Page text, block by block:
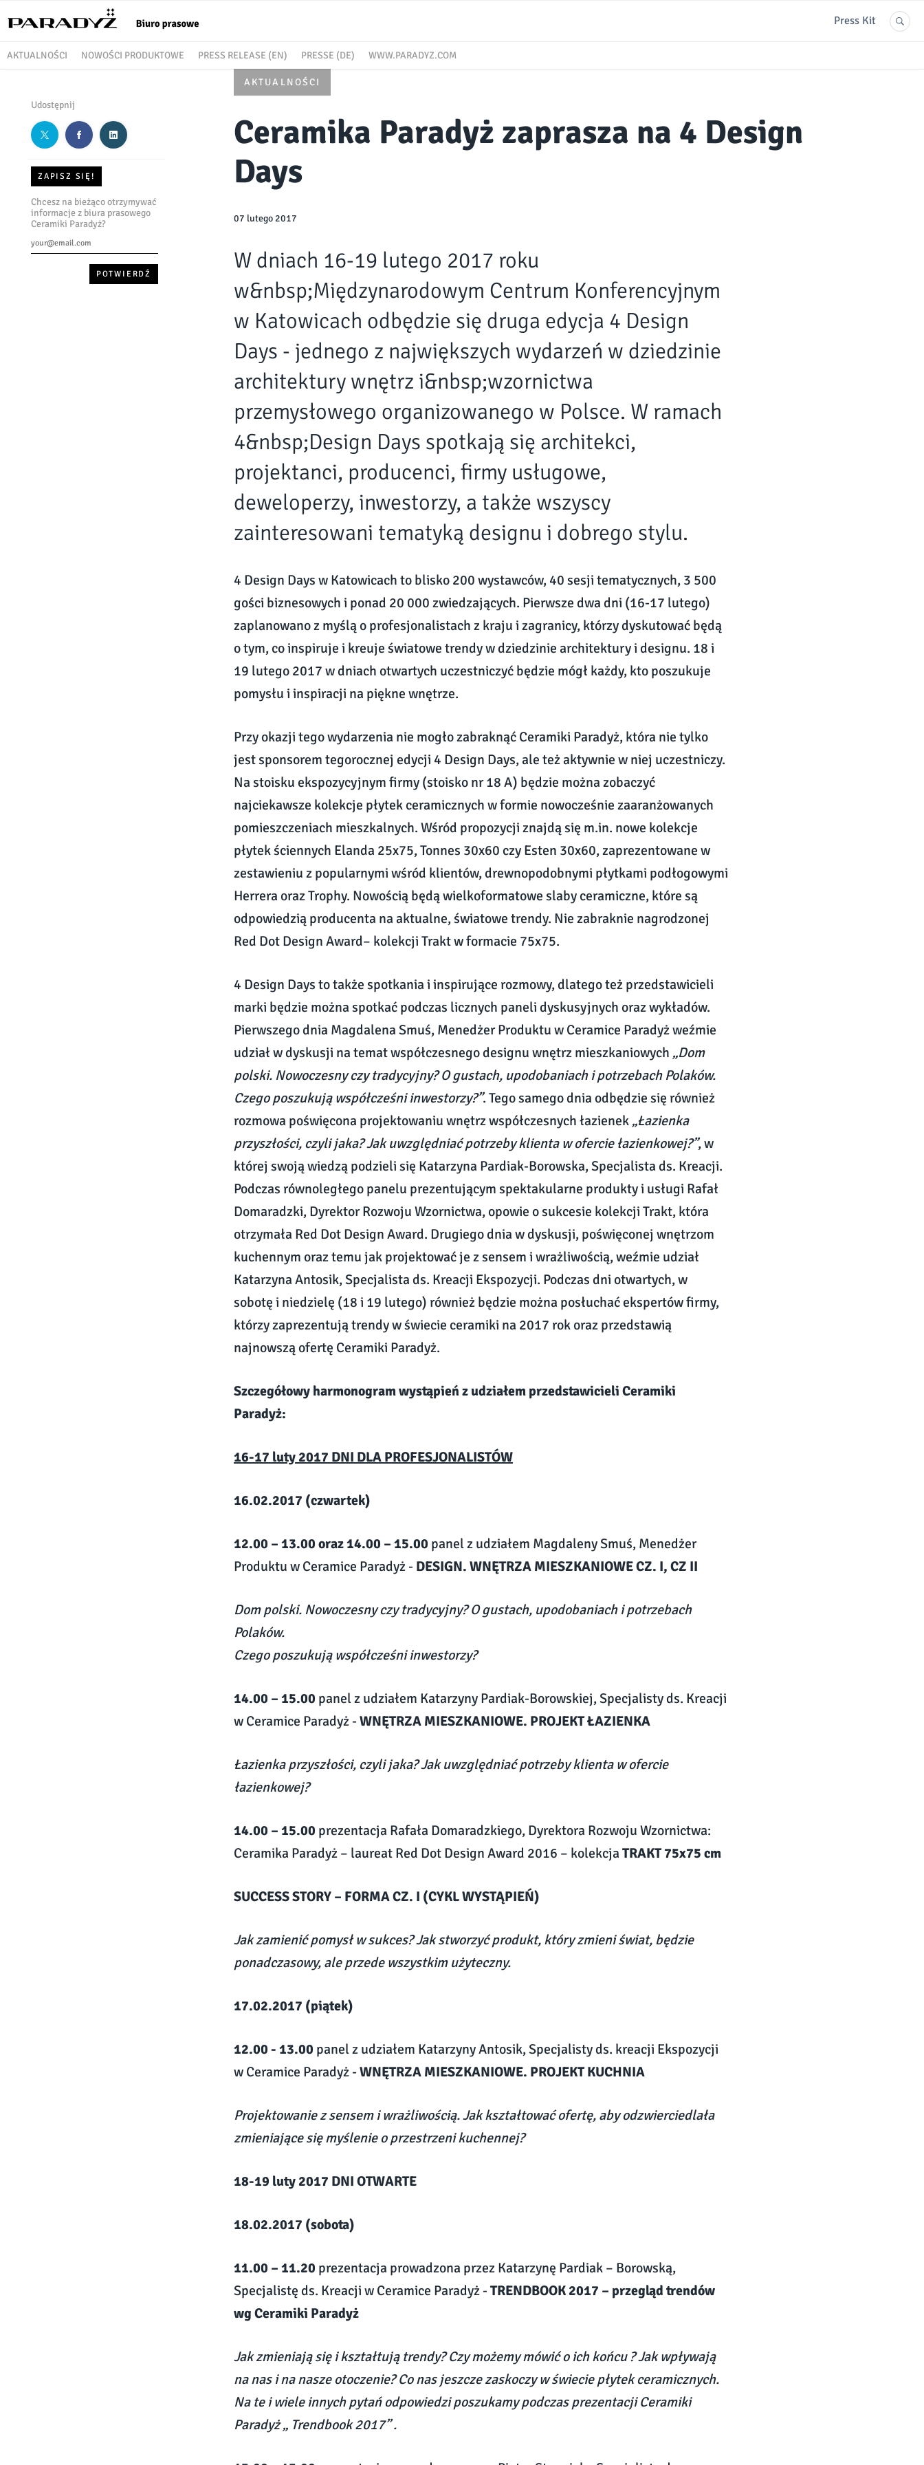
Press Kit
AKTUALNOŚCI NOWOŚCI PRODUKTOWE PRESS RELEASE (EN) PRESSE (DE) WWW.PARADYZ.COM
Udostępnij
ZAPISZ SIĘ!
Chcesz na bieżąco otrzymywać
informacje z biura prasowego
Ceramiki Paradyż?
AKTUALNOŚCI
Ceramika Paradyż zaprasza na 4 Design
Days
07 lutego 2017
W dniach 16-19 lutego 2017 roku
w&nbsp;Międzynarodowym Centrum Konferencyjnym
w Katowicach odbędzie się druga edycja 4 Design
Days - jednego z największych wydarzeń w dziedzinie
architektury wnętrz i&nbsp;wzornictwa
przemysłowego organizowanego w Polsce. W ramach
4&nbsp;Design Days spotkają się architekci,
projektanci, producenci, firmy usługowe,
deweloperzy, inwestorzy, a także wszyscy
zainteresowani tematyką designu i dobrego stylu.
4 Design Days w Katowicach to blisko 200 wystawców, 40 sesji tematycznych, 3 500
gości biznesowych i ponad 20 000 zwiedzających. Pierwsze dwa dni (16-17 lutego)
zaplanowano z myślą o profesjonalistach z kraju i zagranicy, którzy dyskutować będą
o tym, co inspiruje i kreuje światowe trendy w dziedzinie architektury i designu. 18 i
19 lutego 2017 w dniach otwartych uczestniczyć będzie mógł każdy, kto poszukuje
pomysłu i inspiracji na piękne wnętrze.
Przy okazji tego wydarzenia nie mogło zabraknąć Ceramiki Paradyż, która nie tylko
jest sponsorem tegorocznej edycji 4 Design Days, ale też aktywnie w niej uczestniczy.
Na stoisku ekspozycyjnym firmy (stoisko nr 18 A) będzie można zobaczyć
najciekawsze kolekcje płytek ceramicznych w formie nowocześnie zaaranżowanych
pomieszczeniach mieszkalnych. Wśród propozycji znajdą się m.in. nowe kolekcje
płytek ściennych Elanda 25x75, Tonnes 30x60 czy Esten 30x60, zaprezentowane w
zestawieniu z popularnymi wśród klientów, drewnopodobnymi płytkami podłogowymi
Herrera oraz Trophy. Nowością będą wielkoformatowe slaby ceramiczne, które są
odpowiedzią producenta na aktualne, światowe trendy. Nie zabraknie nagrodzonej
Red Dot Design Award– kolekcji Trakt w formacie 75x75.
4 Design Days to także spotkania i inspirujące rozmowy, dlatego też przedstawicieli
marki będzie można spotkać podczas licznych paneli dyskusyjnych oraz wykładów.
Pierwszego dnia Magdalena Smuś, Menedżer Produktu w Ceramice Paradyż weźmie
udział w dyskusji na temat współczesnego designu wnętrz mieszkaniowych „Dom
polski. Nowoczesny czy tradycyjny? O gustach, upodobaniach i potrzebach Polaków.
Czego poszukują współcześni inwestorzy?”. Tego samego dnia odbędzie się również
rozmowa poświęcona projektowaniu wnętrz współczesnych łazienek „Łazienka
przyszłości, czyli jaka? Jak uwzględniać potrzeby klienta w ofercie łazienkowej?”, w
której swoją wiedzą podzieli się Katarzyna Pardiak-Borowska, Specjalista ds. Kreacji.
Podczas równoległego panelu prezentującym spektakularne produkty i usługi Rafał
Domaradzki, Dyrektor Rozwoju Wzornictwa, opowie o sukcesie kolekcji Trakt, która
otrzymała Red Dot Design Award. Drugiego dnia w dyskusji, poświęconej wnętrzom
kuchennym oraz temu jak projektować je z sensem i wrażliwością, weźmie udział
Katarzyna Antosik, Specjalista ds. Kreacji Ekspozycji. Podczas dni otwartych, w
sobotę i niedzielę (18 i 19 lutego) również będzie można posłuchać ekspertów firmy,
którzy zaprezentują trendy w świecie ceramiki na 2017 rok oraz przedstawią
najnowszą ofertę Ceramiki Paradyż.
Szczegółowy harmonogram wystąpień z udziałem przedstawicieli Ceramiki
Paradyż:
16-17 luty 2017 DNI DLA PROFESJONALISTÓW
16.02.2017 (czwartek)
12.00 – 13.00 oraz 14.00 – 15.00 panel z udziałem Magdaleny Smuś, Menedżer
Produktu w Ceramice Paradyż - DESIGN. WNĘTRZA MIESZKANIOWE CZ. I, CZ II
Dom polski. Nowoczesny czy tradycyjny? O gustach, upodobaniach i potrzebach
Polaków.
Czego poszukują współcześni inwestorzy?
14.00 – 15.00 panel z udziałem Katarzyny Pardiak-Borowskiej, Specjalisty ds. Kreacji
w Ceramice Paradyż - WNĘTRZA MIESZKANIOWE. PROJEKT ŁAZIENKA
Łazienka przyszłości, czyli jaka? Jak uwzględniać potrzeby klienta w ofercie
łazienkowej?
14.00 – 15.00 prezentacja Rafała Domaradzkiego, Dyrektora Rozwoju Wzornictwa:
Ceramika Paradyż – laureat Red Dot Design Award 2016 – kolekcja TRAKT 75x75 cm
SUCCESS STORY – FORMA CZ. I (CYKL WYSTĄPIEŃ)
Jak zamienić pomysł w sukces? Jak stworzyć produkt, który zmieni świat, będzie
ponadczasowy, ale przede wszystkim użyteczny.
17.02.2017 (piątek)
12.00 - 13.00 panel z udziałem Katarzyny Antosik, Specjalisty ds. kreacji Ekspozycji
w Ceramice Paradyż - WNĘTRZA MIESZKANIOWE. PROJEKT KUCHNIA
Projektowanie z sensem i wrażliwością. Jak kształtować ofertę, aby odzwierciedlała
zmieniające się myślenie o przestrzeni kuchennej?
18-19 luty 2017 DNI OTWARTE
18.02.2017 (sobota)
11.00 – 11.20 prezentacja prowadzona przez Katarzynę Pardiak – Borowską,
Specjalistę ds. Kreacji w Ceramice Paradyż - TRENDBOOK 2017 – przegląd trendów
wg Ceramiki Paradyż
Jak zmieniają się i kształtują trendy? Czy możemy mówić o ich końcu ? Jak wpływają
na nas i na nasze otoczenie? Co nas jeszcze zaskoczy w świecie płytek ceramicznych.
Na te i wiele innych pytań odpowiedzi poszukamy podczas prezentacji Ceramiki
Paradyż „ Trendbook 2017” .